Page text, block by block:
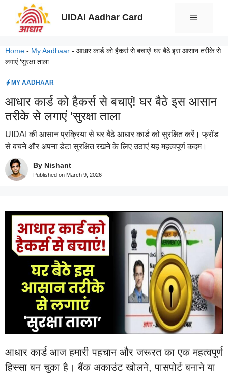
UIDAI Aadhar Card Menu
Home - My Aadhaar - आधार कार्ड को हैकर्स से बचाएं! घर बैठे इस आसान तरीके से
लगाएं ‘सुरक्षा ताला
MY AADHAAR
आधार कार्ड को हैकर्स से बचाएं! घर बैठे इस आसान
तरीके से लगाएं ‘सुरक्षा ताला
UIDAI की आसान प्रक्रिया से घर बैठे आधार कार्ड को सुरक्षित करें। फ्रॉड
से बचने और अपना डेटा सुरक्षित रखने के लिए उठाएं यह महत्वपूर्ण कदम।
By Nishant
Published on March 9, 2026
आधार कार्ड आज हमारी पहचान और जरूरत का एक महत्वपूर्ण
हिस्सा बन चुका है। बैंक अकाउंट खोलने, पासपोर्ट बनाने या